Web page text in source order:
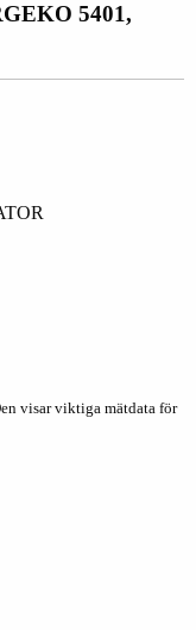
GEKO 5401,
visar viktiga mätdata för